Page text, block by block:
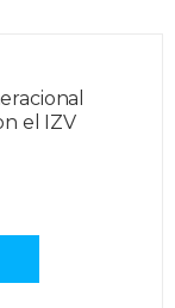
el IZV